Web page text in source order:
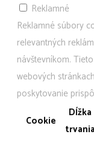
Reklamné
Reklamné súbory
relevantných
návštevníkom.
webových
poskytovanie
Cookie
Dĺžka
trvania